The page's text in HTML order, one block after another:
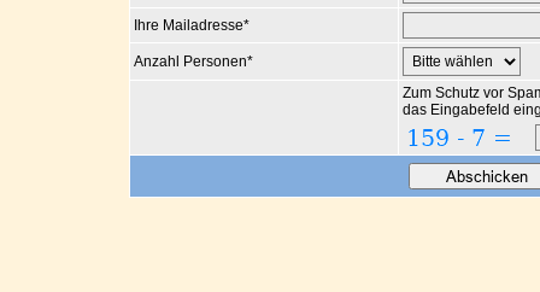
Ihre Mailadresse*
Anzahl Personen*
Zum Schutz vor
das Eingabefeld